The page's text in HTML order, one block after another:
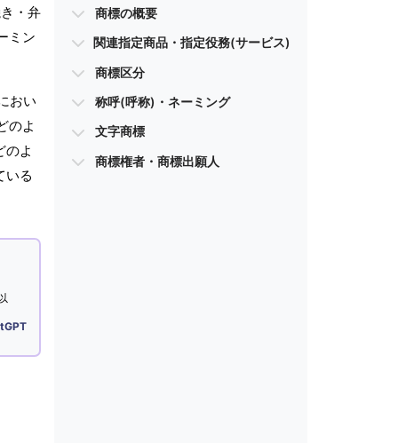
・弁
ミン
おい
のよ
のよ
いる
商標の概要
関連指定商品・指定役務(サービス)
商標区分
称呼(呼称)・ネーミング
文字商標
商標権者・商標出願人